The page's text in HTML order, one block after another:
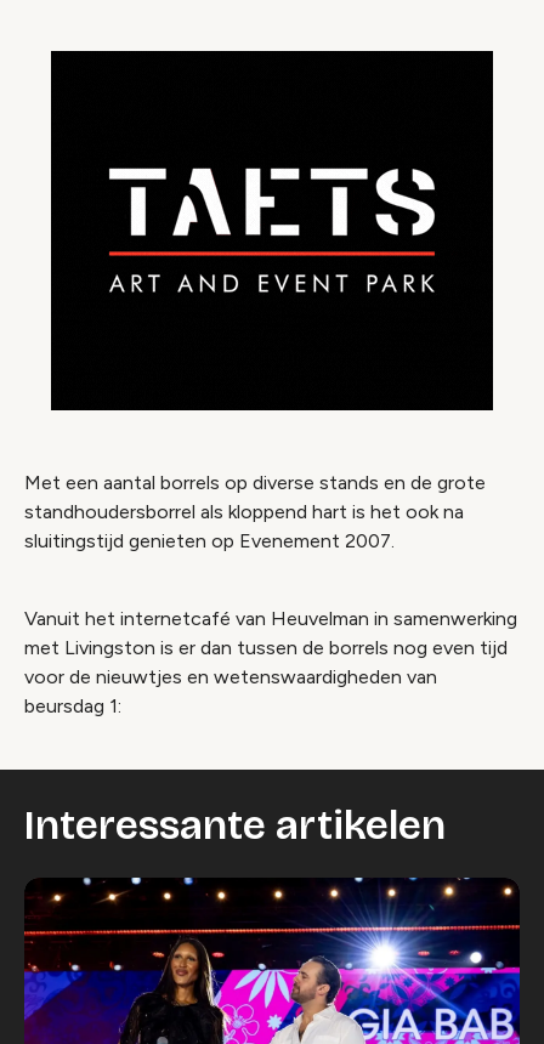
Met een aantal borrels op diverse stands en de grote
standhoudersborrel als kloppend hart is het ook na
sluitingstijd genieten op Evenement 2007.
Vanuit het internetcafé van Heuvelman in samenwerking
met Livingston is er dan tussen de borrels nog even tijd
voor de nieuwtjes en wetenswaardigheden van
beursdag 1:
Interessante artikelen